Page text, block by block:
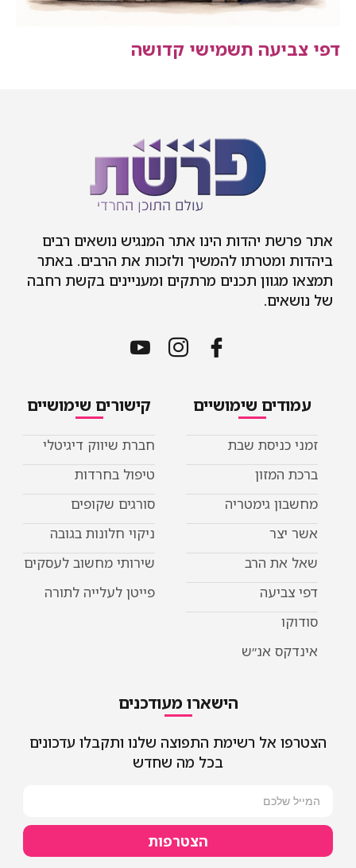
דפי צביעה תשמישי קדושה
אתר פרשת יהדות הינו אתר המנגיש נושאים רבים
ביהדות ומטרתו להמשיך ולזכות את הרבים. באתר
תמצאו מגוון תכנים מרתקים ומעניינים בקשת רחבה
של נושאים.
עמודים שימושיים
זמני כניסת שבת
ברכת המזון
מחשבון גימטריה
אשר יצר
שאל את הרב
דפי צביעה
סודוקו
אינדקס אנ״ש
קישורים שימושיים
חברת שיווק דיגיטלי
טיפול בחרדות
סורגים שקופים
ניקוי חלונות בגובה
שירותי מחשוב לעסקים
פייטן לעלייה לתורה
הישארו מעודכנים
הצטרפו אל רשימת התפוצה שלנו ותקבלו עדכונים
בכל מה שחדש
הצטרפות